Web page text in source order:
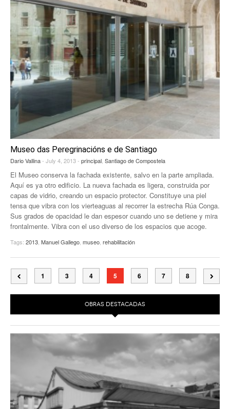
Museo das Peregrinacións e de Santiago
Dario Vallina- July 4, 2013 - principal Santiago de Compostela
El Museo conserva la fachada existente, salvo en la parte ampliada.
Aquí es ya otro edificio. La nueva fachada es ligera, construida por
capas de vidrio, creando un espacio protector. Constituye una piel
tensa que vibra con los vierteaguas al recorrer la estrecha Rúa Conga.
Sus grados de opacidad le dan espesor cuando uno se detiene y mira
frontalmente. Vibra con el uso diverso de los espacios que acoge.
Tags: 2013 Manuel Gallego museo rehabilitación
1 3 4 5 6 7 8
OBRAS DESTACADAS